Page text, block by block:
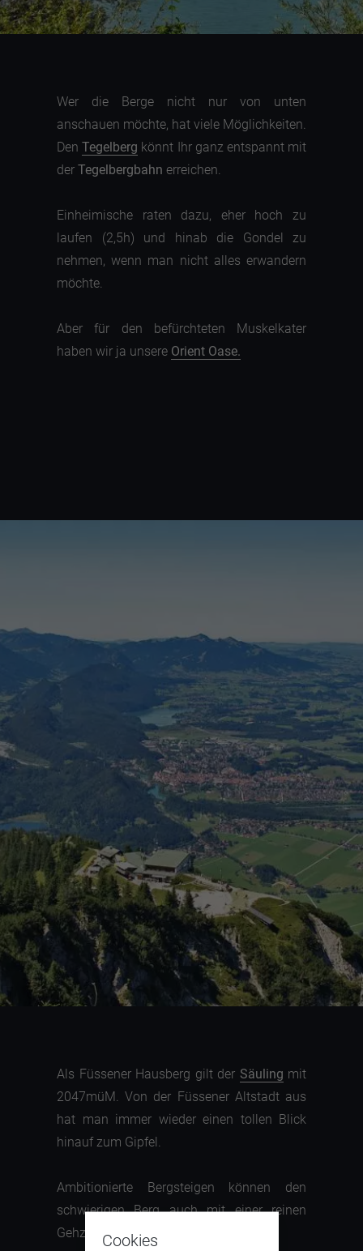
Wer die Berge nicht nur von unten
anschauen möchte, hat viele Möglichkeiten.
DenTegelberg könnt Ihr ganz entspannt mit
der Tegelbergbahn erreichen.
Einheimische raten dazu, eher hoch zu
laufen (2,5h) und hinab die Gondel zu
nehmen, wenn man nicht alles erwandern
möchte.
Aber für den befürchteten Muskelkater
haben wir ja unsere Orient Oase.
Als Füssener Hausberg gilt der Säuling mit
2047müM. Von der Füssener Altstadt aus
hat man immer wieder einen tollen Blick
hinauf zum Gipfel.
Ambitionierte Bergsteigen können den
schwierigen Berg auch mit einer reinen
Gehzeit von 6h erklimmen.
Cookies